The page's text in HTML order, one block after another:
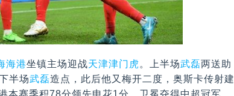
海港坐镇主场迎战天津津门虎。上半场武磊两送助
半场武磊造点，此后他又梅开二度，奥斯卡传射建